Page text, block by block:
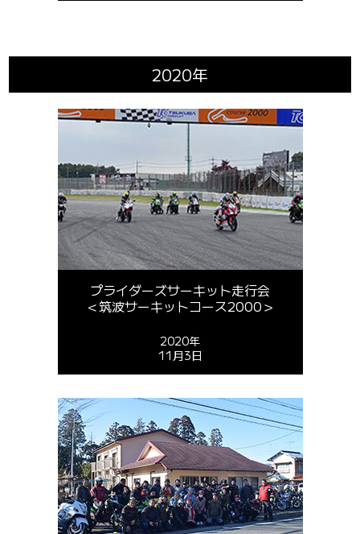
2020年
プライダーズサーキット走行会
＜筑波サーキットコース2000＞
2020年
11月3日